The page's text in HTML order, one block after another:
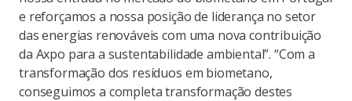
e reforçamos a nossa posição de liderança no setor
das energias renováveis com uma nova contribuição
da Axpo para a sustentabilidade ambiental”. “Com a
transformação dos resíduos em biometano,
conseguimos a completa transformação destes